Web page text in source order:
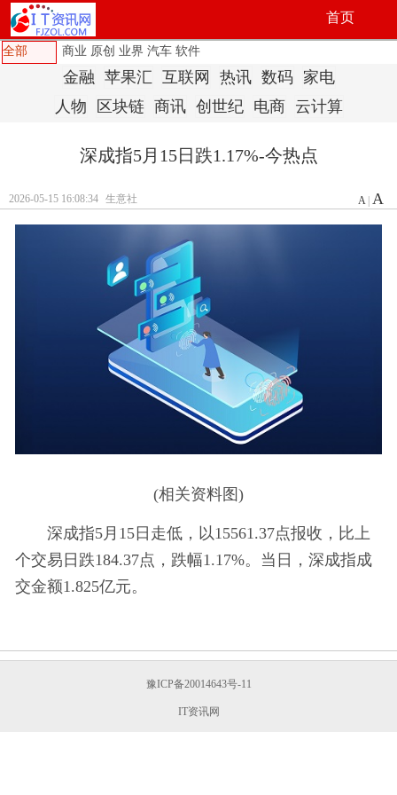
首页
全部 商业 原创 业界 汽车 软件
金融 苹果汇 互联网 热讯 数码
家电
人物
区块链 商讯 创世纪 电商 云计算
深成指5月15日跌1.17%-今热点
2026-05-15 16:08:34 生意社 A| A
(相关资料图)
深成指5月15日走低，以15561.37点报收，比上
个交易日跌184.37点，跌幅1.17%。当日，深成指成
交金额1.825亿元。
豫ICP备20014643号-11
IT资讯网